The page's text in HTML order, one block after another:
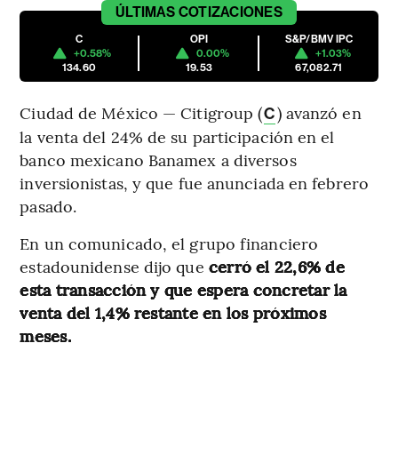
ÚLTIMAS COTIZACIONES
C
+0.58%
134.60
OPI
0.00%
19.53
S&P/BMV IPC
+1.03%
67,082.71
Ciudad de México — Citigroup (C) avanzó en
la venta del 24% de su participación en el
banco mexicano Banamex a diversos
inversionistas, y que fue anunciada en febrero
pasado.
En un comunicado, el grupo financiero
estadounidense dijo que cerró el 22,6% de
esta transacción y que espera concretar la
venta del 1,4% restante en los próximos
meses.